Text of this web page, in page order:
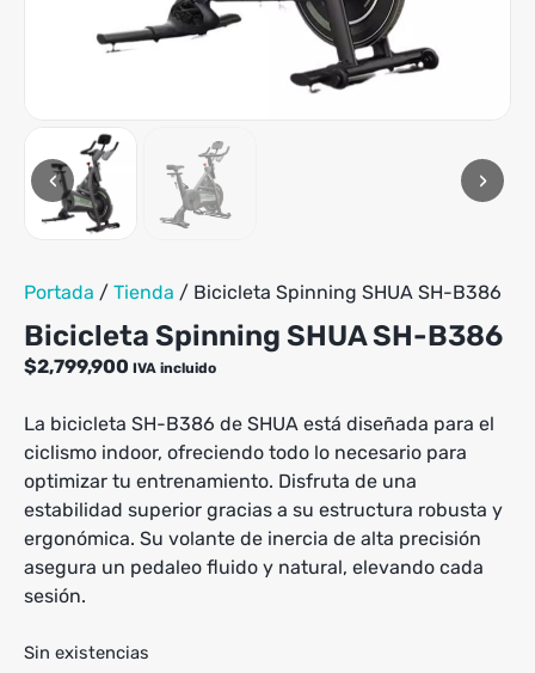
‹ ›
Portada / Tienda / Bicicleta Spinning SHUA SH-B386
Bicicleta Spinning SHUA SH-B386
$2,799,900 IVA incluido
La bicicleta SH-B386 de SHUA está diseñada para el
ciclismo indoor, ofreciendo todo lo necesario para
optimizar tu entrenamiento. Disfruta de una
estabilidad superior gracias a su estructura robusta y
ergonómica. Su volante de inercia de alta precisión
asegura un pedaleo fluido y natural, elevando cada
sesión.
Sin existencias